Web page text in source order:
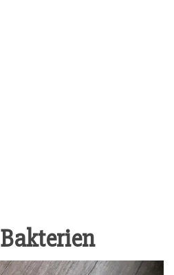
Bakterien